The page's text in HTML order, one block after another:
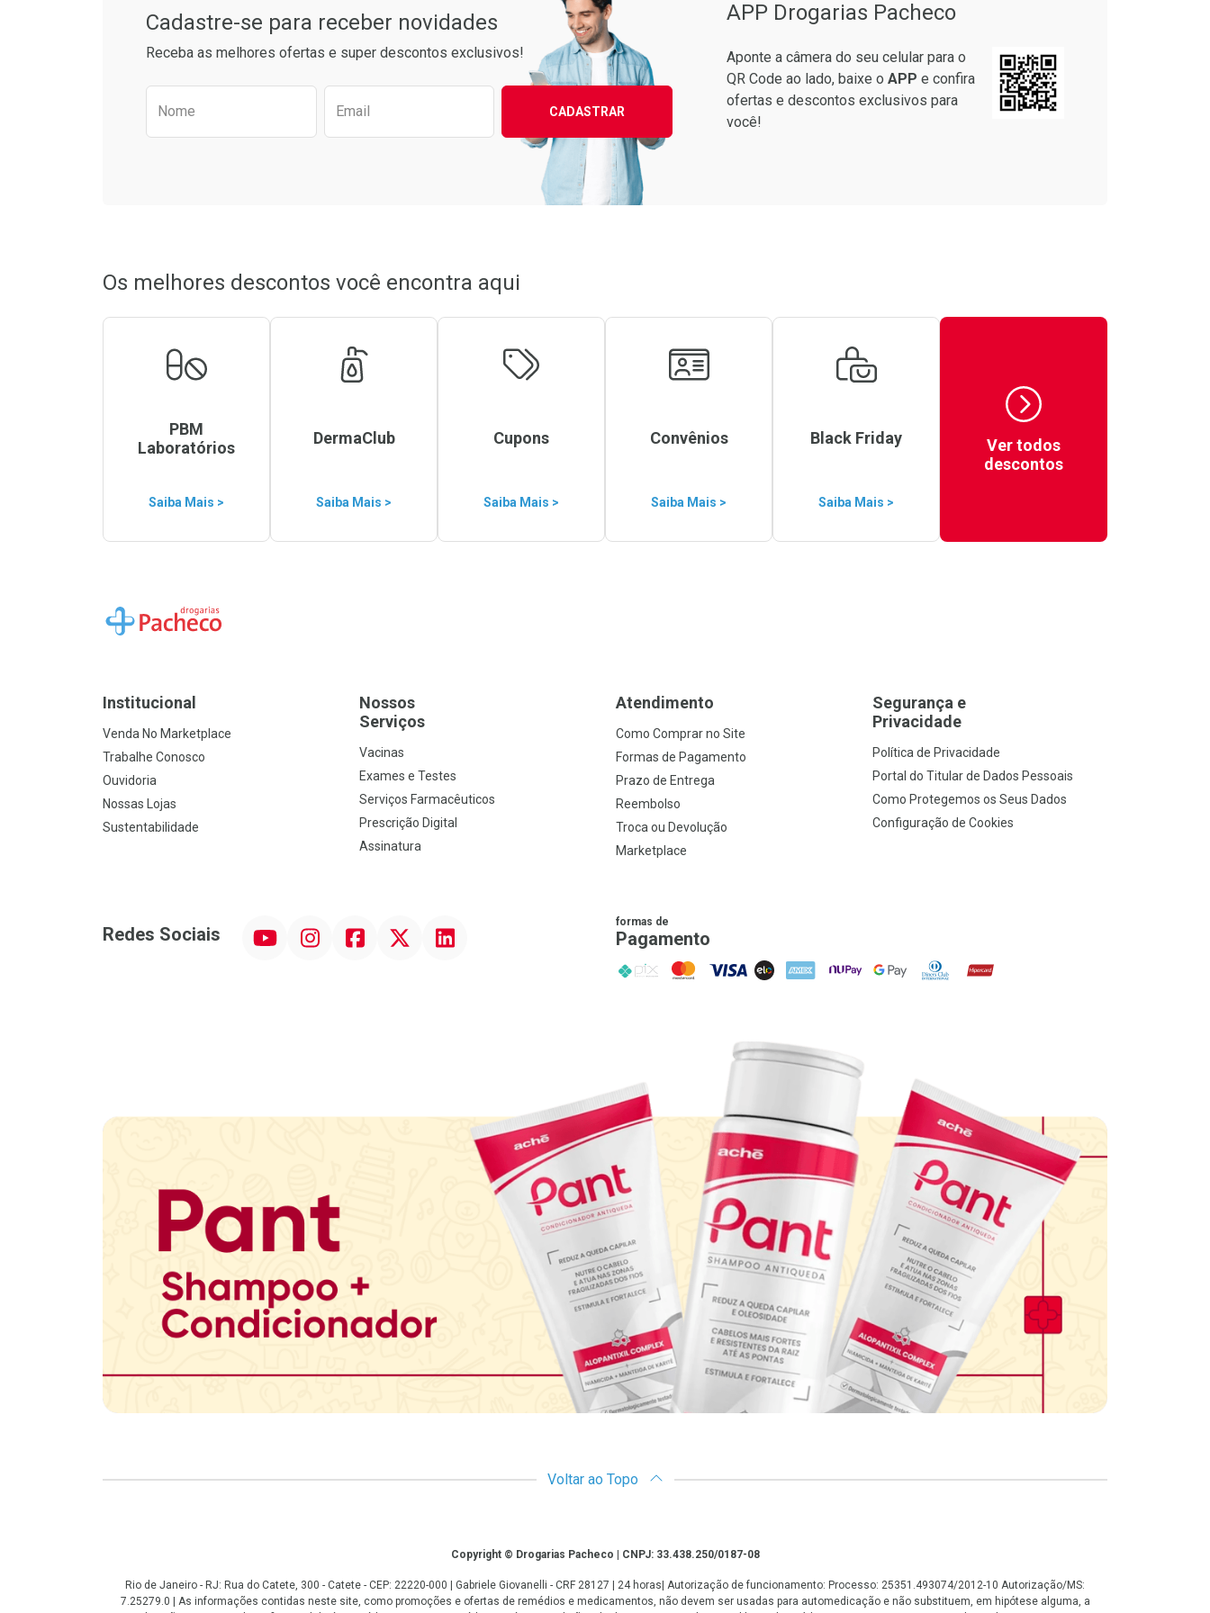
Ver Desconto Convênio
Cadastre-se para receber novidades
Receba as melhores ofertas e super descontos exclusivos!
Preencha o formulário abaixo para receber as melhores ofertas:
Nome Email CADASTRAR
APP Drogarias Pacheco
Aponte a câmera do seu celular para o
QR Code ao lado, baixe o APP e confira
ofertas e descontos exclusivos para
você!
Os melhores descontos você encontra aqui
PBM
Laboratórios
Saiba Mais >
DermaClub
Saiba Mais >
Cupons
Saiba Mais >
Convênios
Saiba Mais >
Black Friday
Saiba Mais >
Ver todos
descontos
Ir para a Home
Institucional
Venda No Marketplace
Trabalhe Conosco
Ouvidoria
Nossas Lojas
Sustentabilidade
Nossos
Serviços
Vacinas
Exames e Testes
Serviços Farmacêuticos
Prescrição Digital
Assinatura
Atendimento
Como Comprar no Site
Formas de Pagamento
Prazo de Entrega
Reembolso
Troca ou Devolução
Marketplace
Segurança e
Privacidade
Política de Privacidade
Portal do Titular de Dados Pessoais
Como Protegemos os Seus Dados
Configuração de Cookies
Redes Sociais InstagramFacebookTwitter Linkedin formas de
Pagamento
PIX MasterCard
VISA ELO AMEX NuPay Google PayDiners ClubHipercard
Voltar ao Topo
Copyright © Drogarias Pacheco | CNPJ: 33.438.250/0187-08
Rio de Janeiro - RJ: Rua do Catete, 300 - Catete - CEP: 22220-000 | Gabriele Giovanelli - CRF 28127 | 24 horas| Autorização de funcionamento: Processo: 25351.493074/2012-10 Autorização/MS:
7.25279.0 | As informações contidas neste site, como promoções e ofertas de remédios e medicamentos, não devem ser usadas para automedicação e não substituem, em hipótese alguma, a